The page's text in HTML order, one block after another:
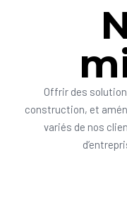
Offrir des
construction, et
variés de nos